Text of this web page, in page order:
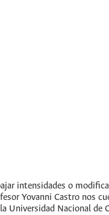
intensidades o
Yovanni Castro nos
Universidad Nacional